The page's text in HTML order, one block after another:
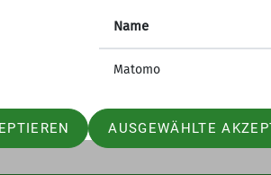
Name
Matomo
AUSGEWÄHLTE